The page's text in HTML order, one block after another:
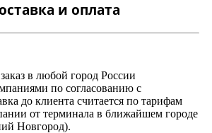
и оплата
в любой город России
по согласованию с
до клиента считается по тарифам
от терминала в ближайшем городе
Новгород).